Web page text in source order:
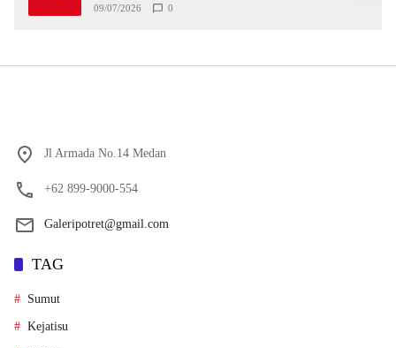
09/07/2026 0
Jl Armada No.14 Medan
+62 899-9000-554
Galeripotret@gmail.com
TAG
Sumut
Kejatisu